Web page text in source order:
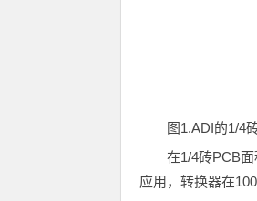
图1.ADI的1/4
在1/4砖PCB
应用，转换器在